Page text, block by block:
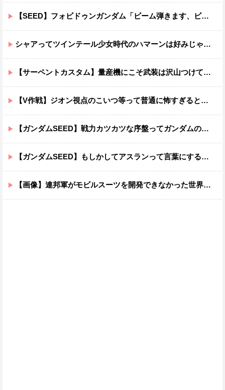
【SEED】フォビドゥンガンダム「ビーム弾きます、ビーム曲げられます、空飛びます」←二世代目でこれ出来るのおかしいだろ
シャアってツインテール少女時代のハマーンは好みじゃなかったの？
【サーペントカスタム】量産機にこそ武装は沢山つけてほしいよね
【V作戦】ジオン視点のこいつ等って普通に怖すぎると思う…
【ガンダムSEED】戦力カツカツな序盤ってガンダムの中だと割と珍しい気がする
【ガンダムSEED】もしかしてアスランって言葉にするのが下手なだけでめっちゃいい人なのでは？
【画像】連邦軍がモビルスーツを開発できなかった世界線のガンダムｗｗｗｗｗｗｗ